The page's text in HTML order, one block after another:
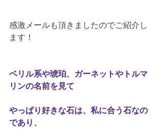
感激メールも頂きましたのでご紹介し
ます！
ベリル系や琥珀、ガーネットやトルマ
リンの名前を見て
やっぱり好きな石は、私に合う石なの
であり、